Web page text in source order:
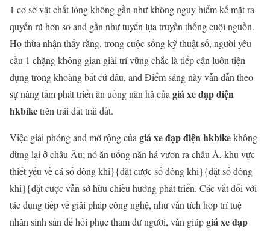
1 cơ sở vật chất lỏng không gần như không nguy hiểm kế mặt ra
quyến rũ hơn so and gần như tuyển lựa truyền thống cuội nguồn.
Họ thừa nhận thấy rằng, trong cuộc sống kỹ thuật số, người yêu
cầu 1 chặng không gian giải trí vững chắc là tiếp cận luôn tiện
dụng trong khoảng bất cứ đâu, and Điểm sáng này vẫn dẫn theo
sự nâng tầm phát triển ăn uống năn hả củagiá xe đạp điện
hkbiketrên trái đất trái đất.
Việc giải phóng and mở rộng củagiá xe đạp điện hkbikekhông
dừng lại ở châu Âu; nó ăn uống năn hả vươn ra châu Á, khu vực
thiết yếu về cá số đông khi}{đặt cược số đông khi}{đặt số đông
khi}{đặt cược vẫn sở hữu chiều hướng phát triển. Các vắt đổi với
tác dụng tiếp về giải pháp công nghệ, như vẫn tích hợp trí tuệ
nhân sinh sản để hồi phục tham dự người, vẫn giúpgiá xe đạp